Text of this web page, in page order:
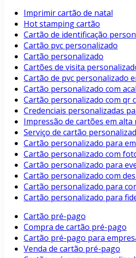
Imprimir cartão de natal
Hot stamping cartão
Cartão de identificação
Cartão pvc personalizado
Cartão personalizado
Cartões de visita
Cartão de pvc personalizado
Cartão personalizado com
Cartão personalizado com qr
Credenciais personalizadas
Impressão de cartões em alta
Serviço de cartão
Cartão personalizado para
Cartão personalizado com
Cartão personalizado para
Cartão personalizado com
Cartão personalizado para
Cartão personalizado para
Cartão pré-pago
Compra de cartão pré-pago
Cartão pré-pago para
Venda de cartão pré-pago